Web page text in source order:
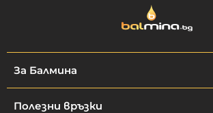
За Балмина
Полезни връзки